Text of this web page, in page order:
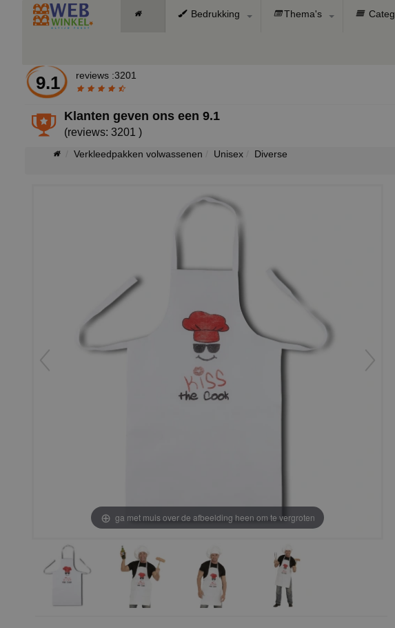
Bedrukking Thema's
9.1 reviews :3201
Klanten geven ons een9.1
(reviews: 3201 )
Verkleedpakken volwassenen Unisex Diverse
ga met muis over de afbeelding heen om te vergroten